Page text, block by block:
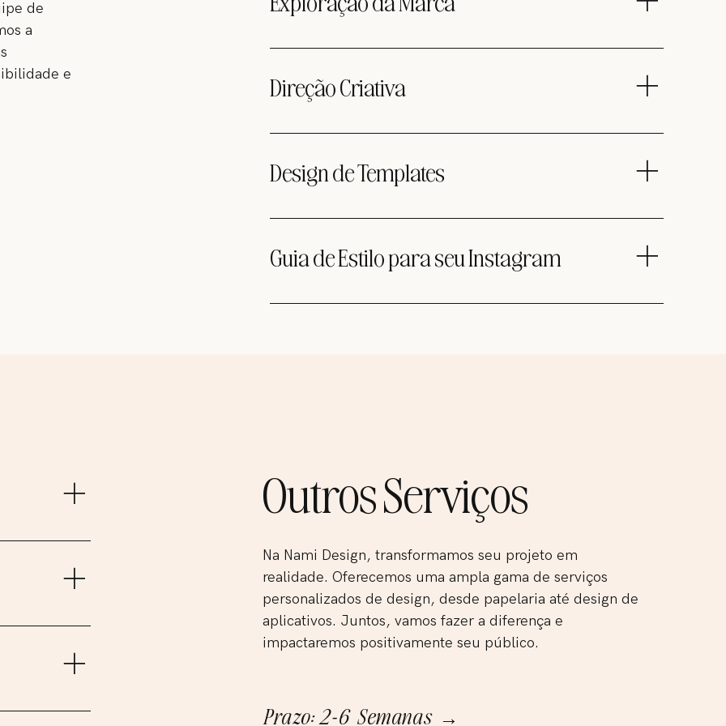
de
a
e
nova casa digital para se conectar com o seu público por anos
Uma visão estratégica do seu conteúdo atual e objetivos
Direção Criativa
Inclui fotos do perfil, capas para destaques, dicas de estilo para sua
Design de Templates
Templates personalizados para posts e histórias reutilizáveis no
Guia de Estilo para seu Instagram
Um guia detalhado destinado a educá-lo sobre como usar seu
que
que
de
Outros Serviços
Na Nami Design, transformamos seu projeto em
realidade. Oferecemos uma ampla gama de serviços
personalizados de design, desde papelaria até design de
aplicativos. Juntos, vamos fazer a diferença e
impactaremos positivamente seu público.
Prazo: 2-6 Semanas →